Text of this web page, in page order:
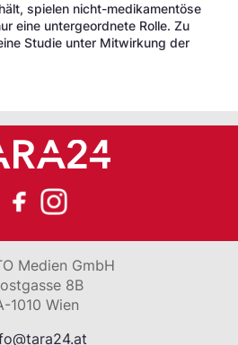
spielen nicht-medikamentöse
eine untergeordnete Rolle. Zu
Studie unter Mitwirkung der
Medien GmbH
8B
1010 Wien